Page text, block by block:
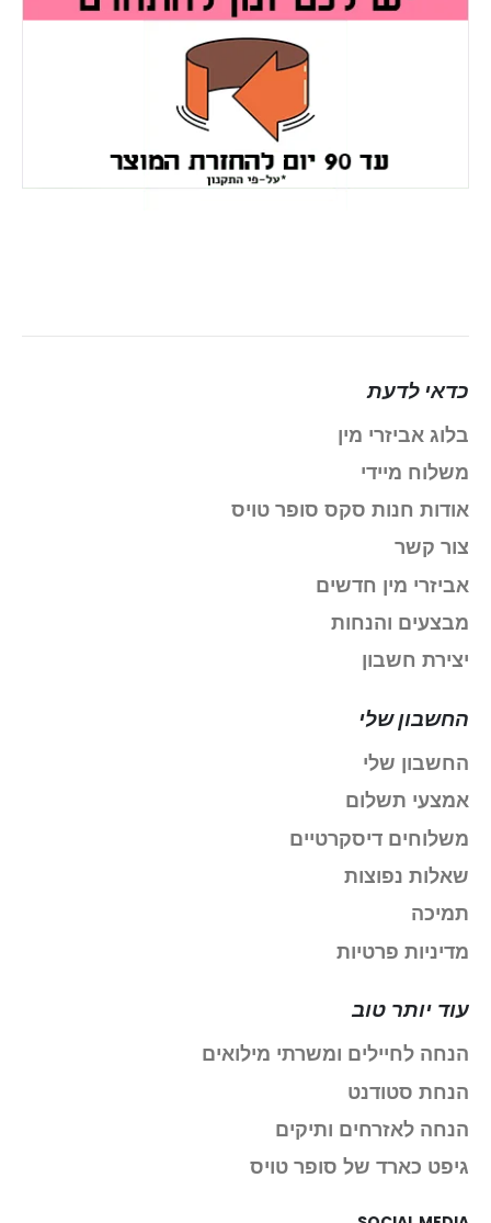
כדאי לדעת
בלוג אביזרי מין
משלוח מיידי
אודות חנות סקס סופר טויס
צור קשר
אביזרי מין חדשים
מבצעים והנחות
יצירת חשבון
החשבון שלי
החשבון שלי
אמצעי תשלום
משלוחים דיסקרטיים
שאלות נפוצות
תמיכה
מדיניות פרטיות
עוד יותר טוב
הנחה לחיילים ומשרתי מילואים
הנחת סטודנט
הנחה לאזרחים ותיקים
גיפט כארד של סופר טויס